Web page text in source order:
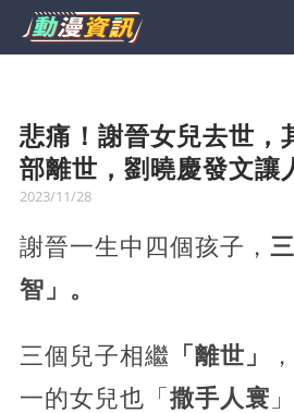
悲痛！謝晉女兒去世，
部離世，劉曉慶發文讓
2023/11/28
謝晉一生中四個孩子，
智」。
三個兒子相繼 「離世」
一的女兒也「 撒手人寰